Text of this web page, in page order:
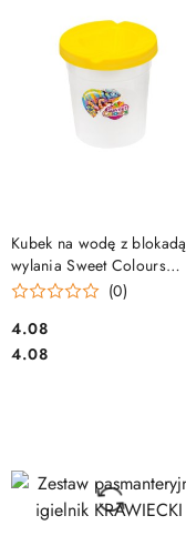
Kubek na wodę z blokadą
wylania Sweet Colours
60119 OTOCKI(0)
Cena:
4.08
Cena:
4.08
DO KOSZYKA